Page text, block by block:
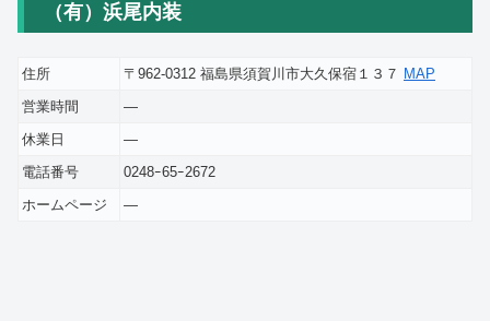
（有）浜尾内装
住所 〒962-0312 福島県須賀川市大久保宿１３７ MAP
営業時間
―
休業日
―
電話番号
0248ｰ65ｰ2672
ホームページ
―